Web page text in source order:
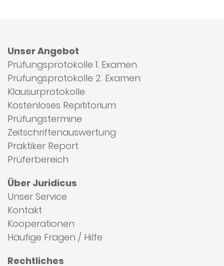
Unser Angebot
Prüfungsprotokolle 1. Examen
Prüfungsprotokolle 2. Examen
Klausurprotokolle
Kostenloses Repititorium
Prüfungstermine
Zeitschriftenauswertung
Praktiker Report
Prüferbereich
Über Juridicus
Unser Service
Kontakt
Kooperationen
Häufige Fragen / Hilfe
Rechtliches